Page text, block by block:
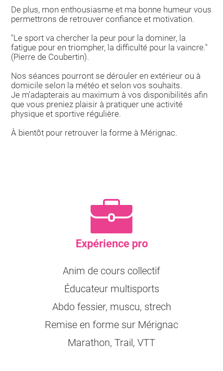
De plus, mon enthousiasme et ma bonne humeur vous
permettrons de retrouver confiance et motivation.
"Le sport va chercher la peur pour la dominer, la
fatigue pour en triompher, la difficulté pour la vaincre."
(Pierre de Coubertin).
Nos séances pourront se dérouler en extérieur ou à
domicile selon la météo et selon vos souhaits.
Je m'adapterais au maximum à vos disponibilités afin
que vous preniez plaisir à pratiquer une activité
physique et sportive régulière.
À bientôt pour retrouver la forme à Mérignac.
Expérience pro
Anim de cours collectif
Éducateur multisports
Abdo fessier, muscu, strech
Remise en forme sur Mérignac
Marathon, Trail, VTT